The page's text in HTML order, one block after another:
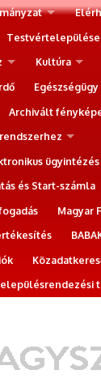
Kultúra
Egészségügy
Archivált
ügyintézés
és Start-számla
Magyar